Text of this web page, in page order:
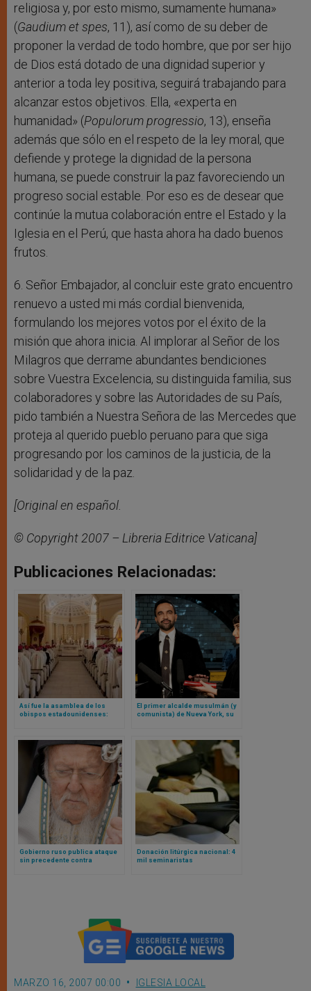
religiosa y, por esto mismo, sumamente humana»
(Gaudium et spes, 11), así como de su deber de
proponer la verdad de todo hombre, que por ser hijo
de Dios está dotado de una dignidad superior y
anterior a toda ley positiva, seguirá trabajando para
alcanzar estos objetivos. Ella, «experta en
humanidad» (Populorum progressio, 13), enseña
además que sólo en el respeto de la ley moral, que
defiende y protege la dignidad de la persona
humana, se puede construir la paz favoreciendo un
progreso social estable. Por eso es de desear que
continúe la mutua colaboración entre el Estado y la
Iglesia en el Perú, que hasta ahora ha dado buenos
frutos.
6. Señor Embajador, al concluir este grato encuentro
renuevo a usted mi más cordial bienvenida,
formulando los mejores votos por el éxito de la
misión que ahora inicia. Al implorar al Señor de los
Milagros que derrame abundantes bendiciones
sobre Vuestra Excelencia, su distinguida familia, sus
colaboradores y sobre las Autoridades de su País,
pido también a Nuestra Señora de las Mercedes que
proteja al querido pueblo peruano para que siga
progresando por los caminos de la justicia, de la
solidaridad y de la paz.
[Original en español.
© Copyright 2007 – Libreria Editrice Vaticana]
Publicaciones Relacionadas:
Así fue la asamblea de los
obispos estadounidenses:
temas tratados
El primer alcalde musulmán (y
comunista) de Nueva York, su
Barron
Gobierno ruso publica ataque
sin precedente contra
Donación litúrgica nacional: 4
mil seminaristas
MARZO 16, 2007 00:00 IGLESIA LOCAL